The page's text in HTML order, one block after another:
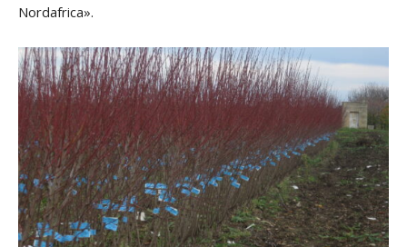
Nordafrica».